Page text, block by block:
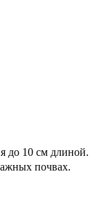
до 10 см длиной.
почвах.